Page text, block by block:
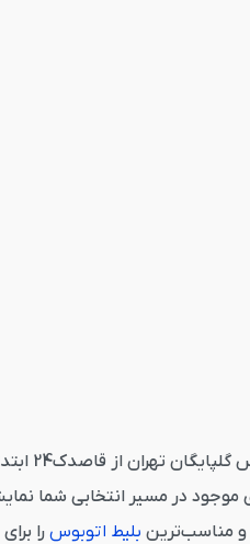
موجود در مسیر انتخابی شما
و مناسب‌ترین بلیط اتوبوس را